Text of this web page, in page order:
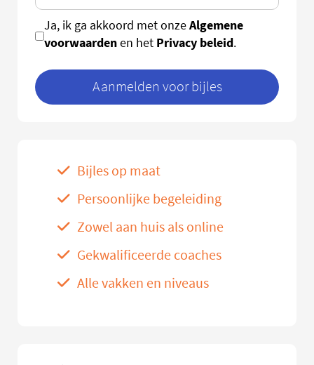
Ja, ik ga akkoord met onzeAlgemene
voorwaardenen het Privacy beleid.
Aanmelden voor bijles
Bijles op maat
Persoonlijke begeleiding
Zowel aan huis als online
Gekwalificeerde coaches
Alle vakken en niveaus